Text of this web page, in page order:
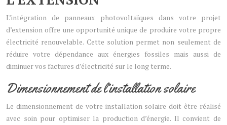
L’intégration de panneaux photovoltaïques dans votre projet
d’extension offre une opportunité unique de produire votre propre
électricité renouvelable. Cette solution permet non seulement de
réduire votre dépendance aux énergies fossiles mais aussi de
diminuer vos factures d’électricité sur le long terme.
Dimensionnement de l’installation solaire
Le dimensionnement de votre installation solaire doit être réalisé
avec soin pour optimiser la production d’énergie. Il convient de